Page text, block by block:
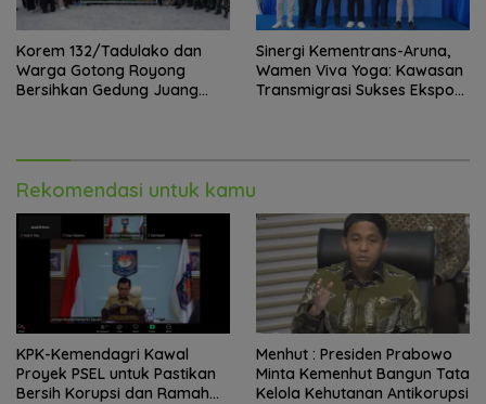
Korem 132/Tadulako dan
Warga Gotong Royong
Bersihkan Gedung Juang
Sinergi Kementrans-Aruna,
Wamen Viva Yoga: Kawasan
Transmigrasi Sukses Ekspor
Rekomendasi untuk kamu
KPK-Kemendagri Kawal
Proyek PSEL untuk Pastikan
Bersih Korupsi dan Ramah
Menhut : Presiden Prabowo
Minta Kemenhut Bangun Tata
Kelola Kehutanan Antikorupsi